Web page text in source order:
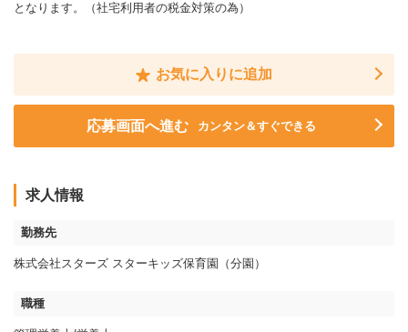
となります。（社宅利用者の税金対策の為）
お気に入りに追加
応募画面へ進む カンタン＆すぐできる
求人情報
勤務先
株式会社スターズ スターキッズ保育園（分園）
職種